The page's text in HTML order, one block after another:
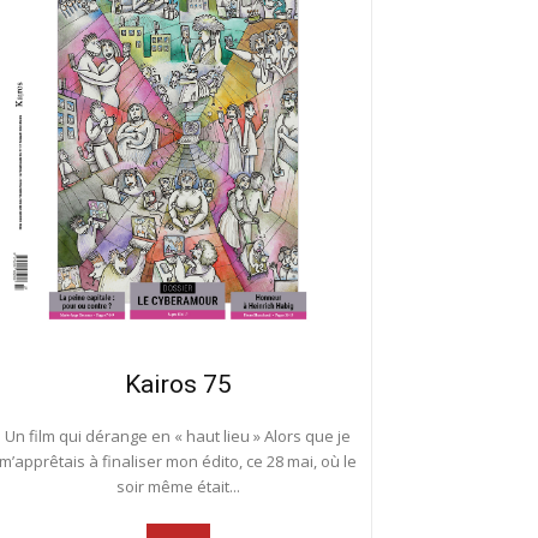
Kairos 75
Un film qui dérange en « haut lieu » Alors que je
m’apprêtais à finaliser mon édito, ce 28 mai, où le
soir même était...